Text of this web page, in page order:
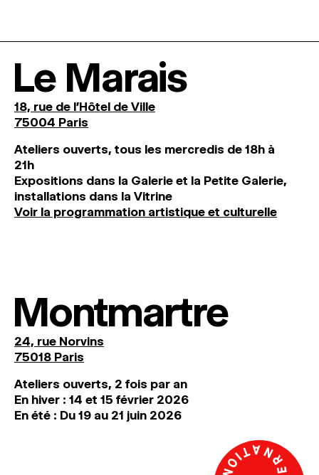
Le Marais
18, rue de l'Hôtel de Ville
75004 Paris
Ateliers ouverts, tous les mercredis de 18h à
21h
Expositions dans la Galerie et la Petite Galerie,
installations dans la Vitrine
Voir la programmation artistique et culturelle
Montmartre
24, rue Norvins
75018 Paris
Ateliers ouverts, 2 fois par an
En hiver : 14 et 15 février 2026
En été : Du 19 au 21 juin 2026